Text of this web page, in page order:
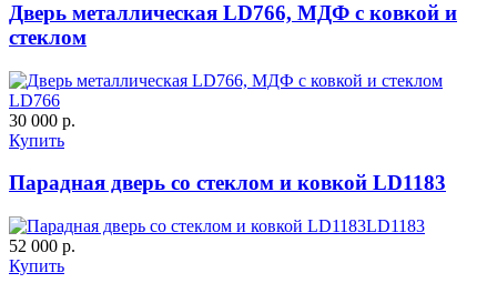
C63
Дверь металлическая LD766, МДФ с ковкой и
стеклом
LD766
30 000 р.
Купить
Парадная дверь со стеклом и ковкой LD1183
LD1183
52 000 р.
Купить